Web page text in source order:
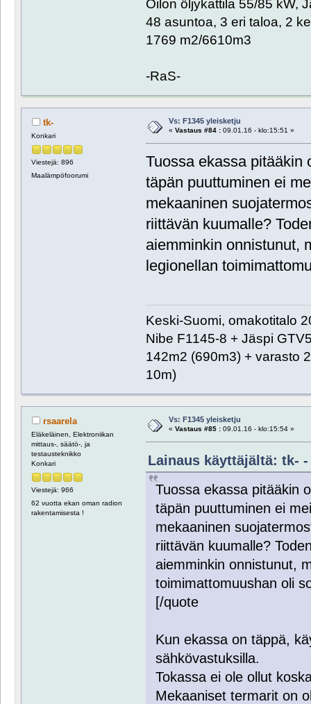
Oilon öljykattila 55/85 kW,
48 asuntoa, 3 eri taloa, 2
1769 m2/6610m3
-RaS-
tk-
Konkari
Viestejä: 896
Maalämpöfoorumi
Vs: F1345 yleisketju
« Vastaus #84 :09.01.16 - klo:15:51 »
Tuossa ekassa pitääkin
täpän puuttuminen ei
mekaaninen
riittävän kuumalle?
aiemminkin onnistunut,
legionellan
Keski-Suomi, omakotitalo
Nibe F1145-8 + Jäspi
142m2 (690m3) + varasto
10m)
rsaarela
Eläkeläinen, Elektroniikan
mittaus-, säätö-, ja
testausteknikko
Konkari
Viestejä: 966
62 vuotta ekan oman radion
rakentamisesta !
Vs: F1345 yleisketju
« Vastaus #85 :09.01.16 - klo:15:54 »
Lainaus käyttäjältä: tk- -
Tuossa ekassa pitääkin
täpän puuttuminen ei
mekaaninen
riittävän kuumalle?
aiemminkin onnistunut,
toimimattomuushan oli
[/quote
Kun ekassa on täppä,
sähkövastuksilla.
Tokassa ei ole ollut
Mekaaniset termarit on